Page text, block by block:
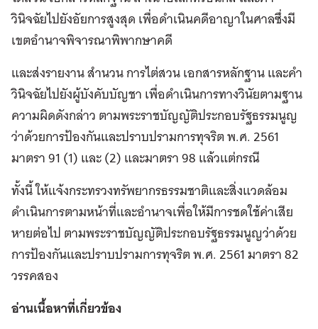
วินิจฉัยไปยังอัยการสูงสุด เพื่อดำเนินคดีอาญาในศาลซึ่งมี
เขตอำนาจพิจารณาพิพากษาคดี
และส่งรายงาน สำนวน การไต่สวน เอกสารหลักฐาน และคำ
วินิจฉัยไปยังผู้บังคับบัญชา เพื่อดำเนินการทางวินัยตามฐาน
ความผิดดังกล่าว ตามพระราชบัญญัติประกอบรัฐธรรมนูญ
ว่าด้วยการป้องกันและปราบปรามการทุจริต พ.ศ. 2561
มาตรา 91 (1) และ (2) และมาตรา 98 แล้วแต่กรณี
ทั้งนี้ ให้แจ้งกระทรวงทรัพยากรธรรมชาติและสิ่งแวดล้อม
ดำเนินการตามหน้าที่และอำนาจเพื่อให้มีการชดใช้ค่าเสีย
หายต่อไป ตามพระราชบัญญัติประกอบรัฐธรรมนูญว่าด้วย
การป้องกันและปราบปรามการทุจริต พ.ศ. 2561 มาตรา 82
วรรคสอง
อ่านเนื้อหาที่เกี่ยวข้อง